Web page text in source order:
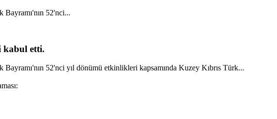
Bayramı'nın 52'nci...
kabul etti.
52'nci yıl dönümü etkinlikleri kapsamında Kuzey Kıbrıs Türk...